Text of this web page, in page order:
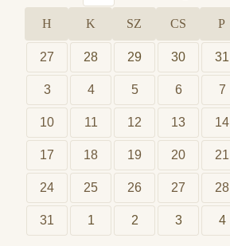
H K SZ CS P
27 28 29 30 31
3 4 5 6 7
10 11 12 13 14
17 18 19 20 21
24 25 26 27 28
31 1 2 3 4